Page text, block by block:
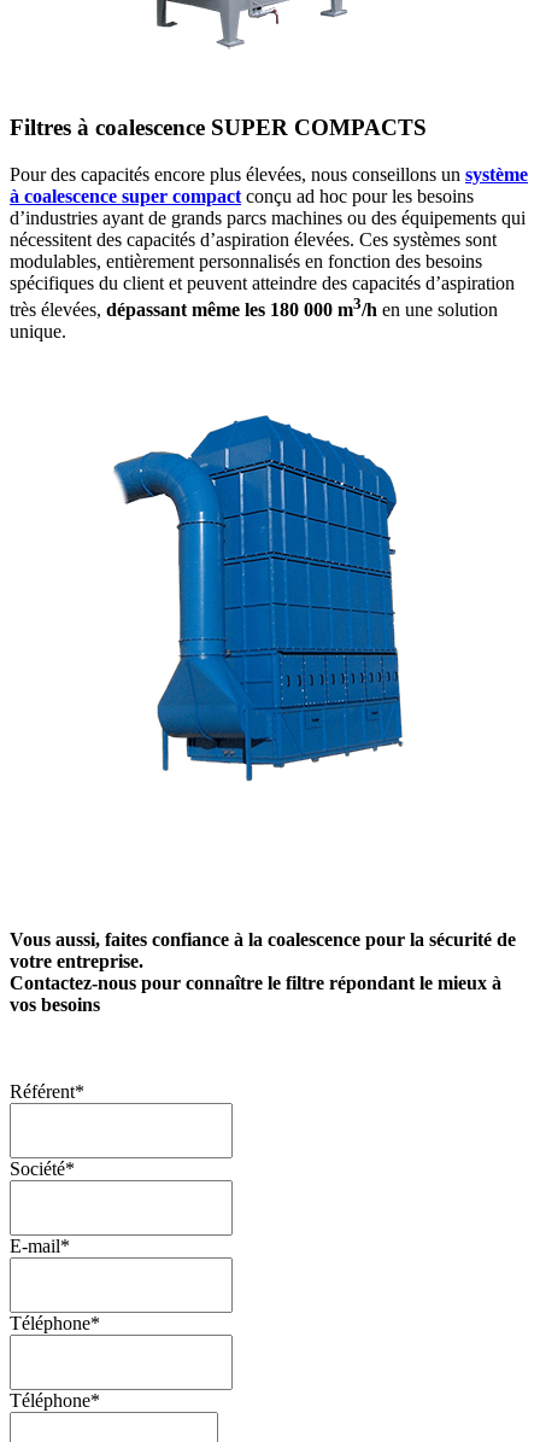
Filtres à coalescence SUPER COMPACTS
Pour des capacités encore plus élevées, nous conseillons un système
à coalescence super compact conçu ad hoc pour les besoins
d’industries ayant de grands parcs machines ou des équipements qui
nécessitent des capacités d’aspiration élevées. Ces systèmes sont
modulables, entièrement personnalisés en fonction des besoins
spécifiques du client et peuvent atteindre des capacités d’aspiration
très élevées, dépassant même les 180 000 m3/h en une solution
unique.
Vous aussi, faites confiance à la coalescence pour la sécurité de
votre entreprise.
Contactez-nous pour connaître le filtre répondant le mieux à
vos besoins
Référent*
Société*
E-mail*
Téléphone*
Téléphone*